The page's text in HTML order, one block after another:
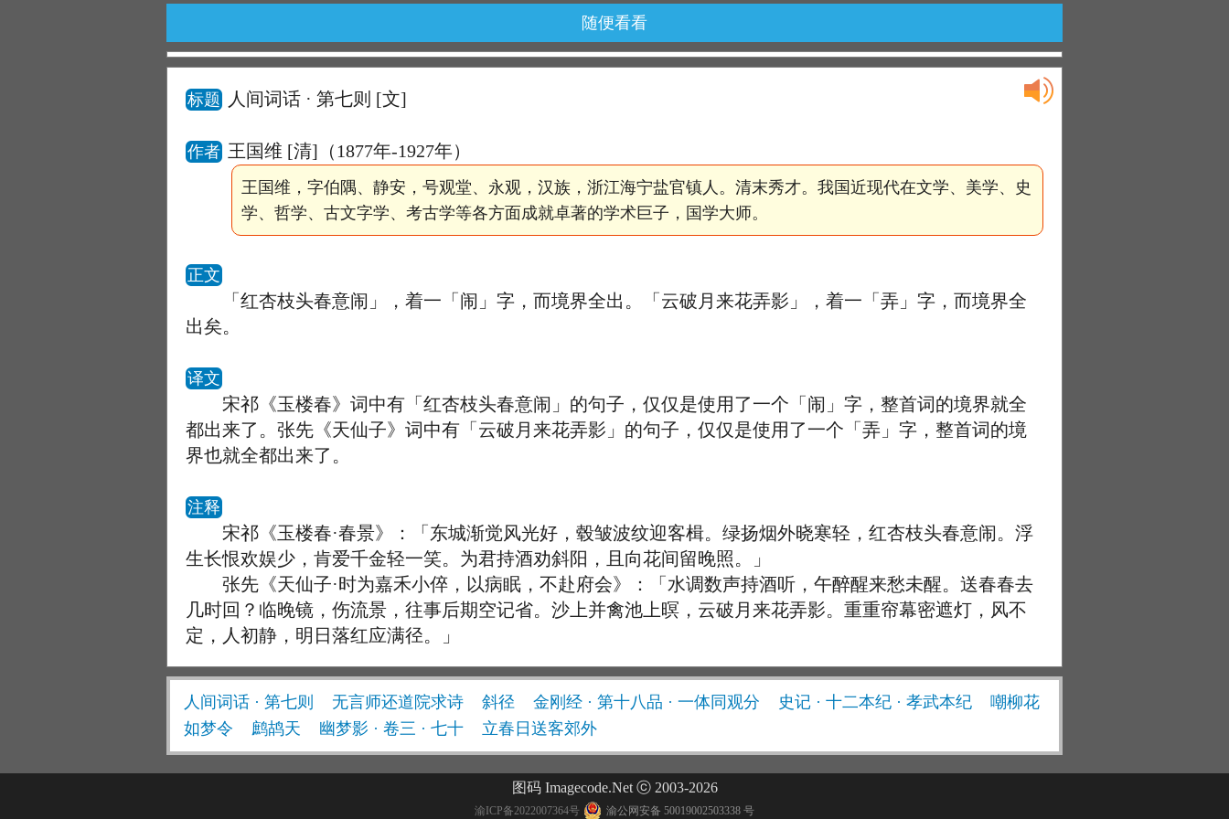
随便看看
标题 人间词话 · 第七则 [文]
作者 王国维 [清]（1877年-1927年）
王国维，字伯隅、静安，号观堂、永观，汉族，浙江海宁盐官镇人。清末秀才。我国近现代在文学、美学、史
学、哲学、古文字学、考古学等各方面成就卓著的学术巨子，国学大师。
正文
「红杏枝头春意闹」，着一「闹」字，而境界全出。「云破月来花弄影」，着一「弄」字，而境界全
出矣。
译文
宋祁《玉楼春》词中有「红杏枝头春意闹」的句子，仅仅是使用了一个「闹」字，整首词的境界就全
都出来了。张先《天仙子》词中有「云破月来花弄影」的句子，仅仅是使用了一个「弄」字，整首词的境
界也就全都出来了。
注释
宋祁《玉楼春·春景》：「东城渐觉风光好，毂皱波纹迎客楫。绿扬烟外晓寒轻，红杏枝头春意闹。浮
生长恨欢娱少，肯爱千金轻一笑。为君持酒劝斜阳，且向花间留晚照。」
张先《天仙子·时为嘉禾小倅，以病眠，不赴府会》：「水调数声持酒听，午醉醒来愁未醒。送春春去
几时回？临晚镜，伤流景，往事后期空记省。沙上并禽池上暝，云破月来花弄影。重重帘幕密遮灯，风不
定，人初静，明日落红应满径。」
人间词话 · 第七则 无言师还道院求诗 斜径 金刚经 · 第十八品 · 一体同观分 史记 · 十二本纪 · 孝武本纪
嘲柳花
如梦令
鹧鸪天 幽梦影 · 卷三 · 七十 立春日送客郊外
图码 Imagecode.Net ⓒ 2003-2026
渝ICP备2022007364号 渝公网安备 50019002503338 号